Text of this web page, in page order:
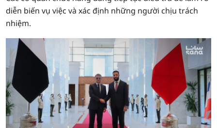
diễn biến vụ việc và xác định những người chịu trách
nhiệm.